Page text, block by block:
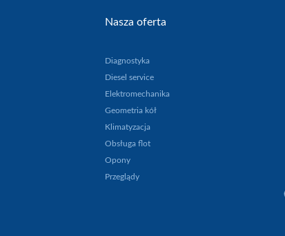
Nasza oferta
Diagnostyka
Diesel service
Elektromechanika
Geometria kół
Klimatyzacja
Obsługa flot
Opony
Przeglądy